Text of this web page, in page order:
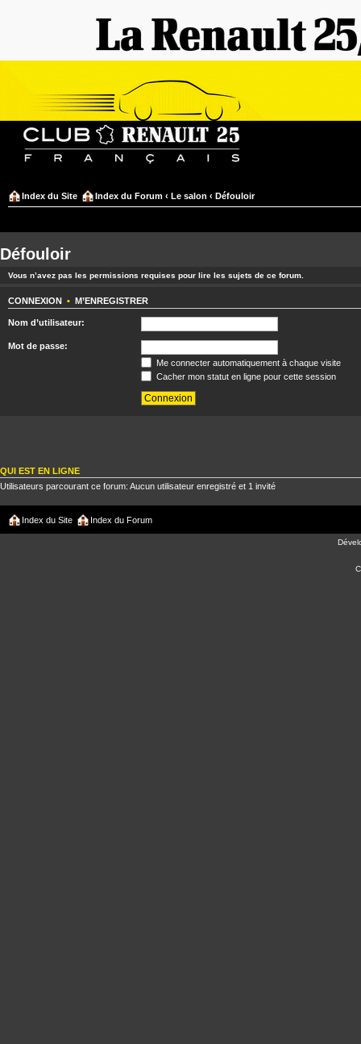
Index du Site Index du Forum ‹ Le salon ‹ Défouloir
Défouloir
Vous n’avez pas les permissions requises pour lire les sujets de ce forum.
CONNEXION • M’ENREGISTRER
Nom d’utilisateur:
Mot de passe:
Me connecter automatiquement à chaque visite
Cacher mon statut en ligne pour cette session
QUI EST EN LIGNE
Utilisateurs parcourant ce forum: Aucun utilisateur enregistré et 1 invité
Index du Site Index du Forum